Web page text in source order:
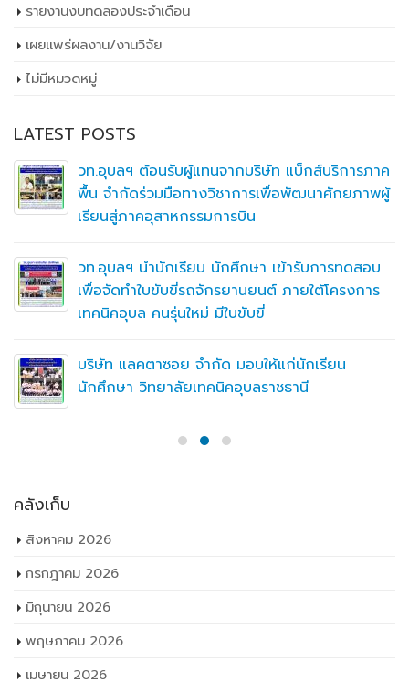
รายงานงบทดลองประจำเดือน
เผยเเพร่ผลงาน/งานวิจัย
ไม่มีหมวดหมู่
LATEST POSTS
วท.อุบลฯ ต้อนรับผู้แทนจากบริษัท แบ็กส์บริการภาค
พื้น จำกัดร่วมมือทางวิชาการเพื่อพัฒนาศักยภาพผู้
เรียนสู่ภาคอุสาหกรรมการบิน
วท.อุบลฯ นำนักเรียน นักศึกษา เข้ารับการทดสอบ
เพื่อจัดทำใบขับขี่รถจักรยานยนต์ ภายใต้โครงการ
เทคนิคอุบล คนรุ่นใหม่ มีใบขับขี่
บริษัท แลคตาซอย จำกัด มอบให้แก่นักเรียน
นักศึกษา วิทยาลัยเทคนิคอุบลราชธานี
คลังเก็บ
สิงหาคม 2026
กรกฎาคม 2026
มิถุนายน 2026
พฤษภาคม 2026
เมษายน 2026